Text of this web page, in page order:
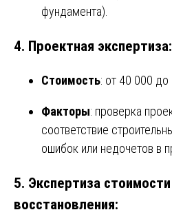
фундамента).
4. Проектная экспертиза:
Стоимость: от 40 000
Факторы: проверка
соответствие
ошибок или недочетов в
5. Экспертиза
восстановления: